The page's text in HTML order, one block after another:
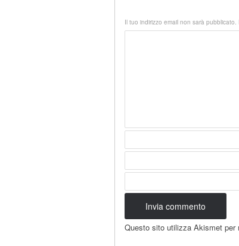
Il tuo indirizzo email non sarà pubblicato.
Questo sito utilizza Akismet per